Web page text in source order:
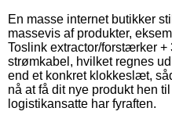
En masse internet butikker
massevis af produkter,
Toslink extractor/forstærker +
strømkabel, hvilket regnes
end et konkret klokkeslæt,
nå at få dit nye produkt hen
logistikansatte har fyraften.